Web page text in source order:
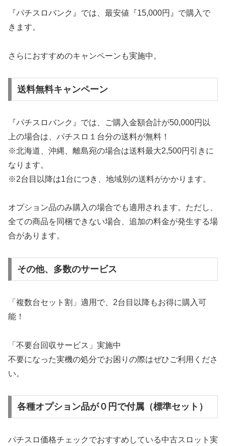
『パチスロバンク』では、最安値『15,000円』で購入で
きます。
さらにおすすめのキャンペーンも実施中。
送料無料キャンペーン
『パチスロバンク』では、ご購入金額合計が50,000円以
上の場合は、パチスロ１台分の送料が無料！
※北海道、沖縄、離島宛の場合は送料最大2,500円引きに
なります。
※2台目以降は1台につき、地域別の送料がかかります。
オプション品のみ購入の場合でも適用されます。ただし、
全ての商品を同梱できない場合、追加の料金が発生する場
合があります。
その他、多数のサービス
「複数台セット割」適用で、2台目以降もお得に購入可
能！
「不要台回収サービス」実施中
不要になった実機の処分でお困りの際はぜひご利用くださ
い。
各種オプション品が０円で付属（標準セット）
パチスロ価格チェックでおすすめしている中古スロット実